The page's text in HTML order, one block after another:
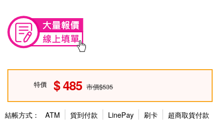
特價 485 市價$535
結帳方式： ATM 貨到付款 LinePay 刷卡 超商取貨付款